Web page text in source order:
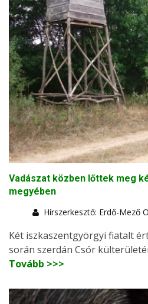
Vadászat közben lőttek meg
megyében
Hírszerkesztő: Erdő-Mező
Két iszkaszentgyörgyi fiatalt
során szerdán Csór
Tovább >>>